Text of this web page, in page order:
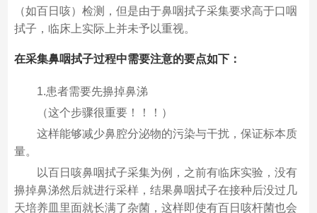
（如百日咳）检测，但是由于鼻咽拭子采集要求高于口咽
拭子，临床上实际上并未予以重视。
在采集鼻咽拭子过程中需要注意的要点如下：
1.患者需要先擤掉鼻涕
（这个步骤很重要！！！）
这样能够减少鼻腔分泌物的污染与干扰，保证标本质
量。
以百日咳鼻咽拭子采集为例，之前有临床实验，没有
擤掉鼻涕然后就进行采样，结果鼻咽拭子在接种后没过几
天培养皿里面就长满了杂菌，这样即使有百日咳杆菌也会